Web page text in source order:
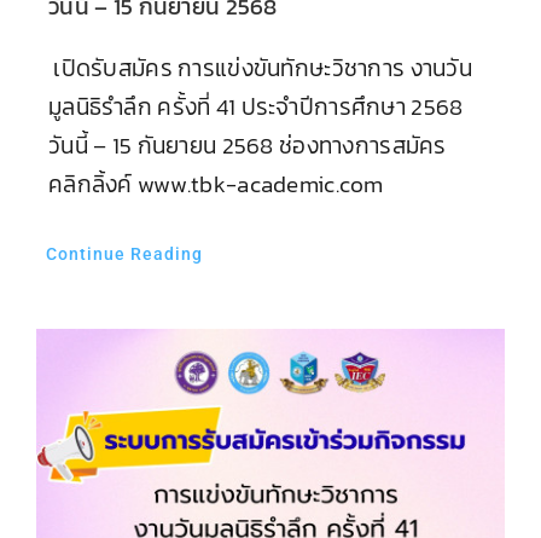
เปิดรับสมัคร การแข่งขันทักษะวิชาการ งานวัน
มูลนิธิรำลึก ครั้งที่ 41 ประจำปีการศึกษา 2568
วันนี้ – 15 กันยายน 2568 ช่องทางการสมัคร
คลิกลิ้งค์ www.tbk-academic.com
Continue Reading